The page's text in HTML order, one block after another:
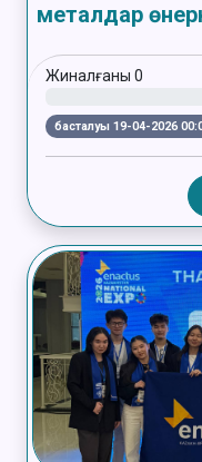
металдар
Жиналғаны 0
басталуы 19-04-2026